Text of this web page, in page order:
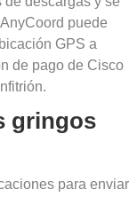
puede
GPS a
de pago de Cisco
gringos
para enviar